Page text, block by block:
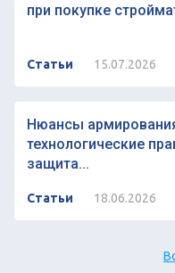
при покупке
Статьи 15.07.2026
Нюансы
технологические
защита...
Статьи 18.06.2026